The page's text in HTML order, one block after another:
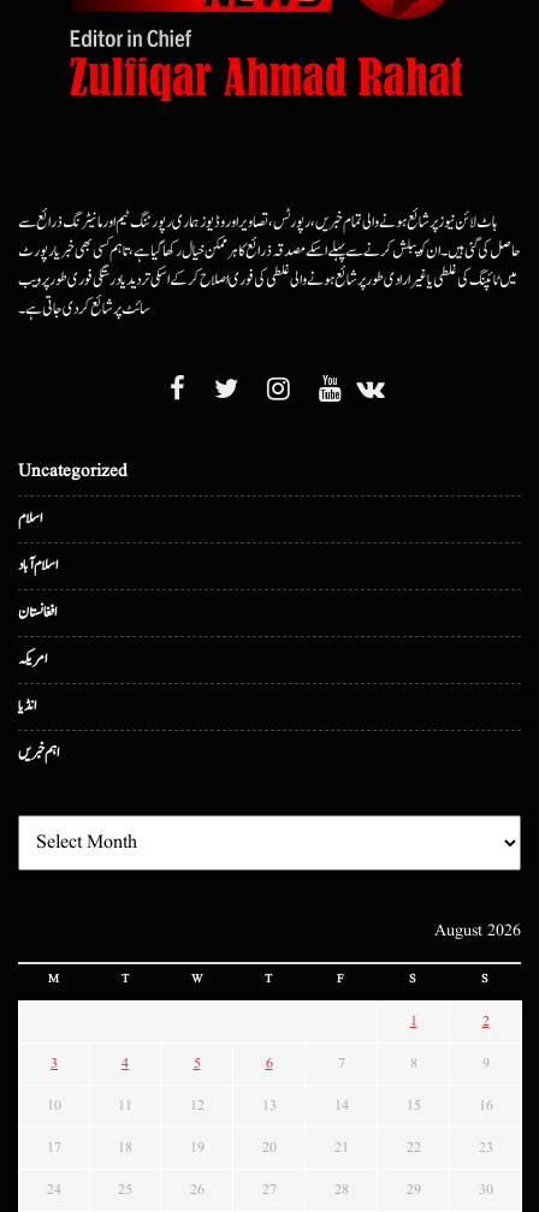
ہاٹ لائن نیوز پر شائع ہونے والی تمام خبریں، رپورٹس، تصاویر اور وڈیوز ہماری رپورٹنگ ٹیم اور مانیٹرنگ ذرائع سے
حاصل کی گئی ہیں۔ ان کو پبلش کرنے سے پہلے اسکے مصدقہ ذرائع کا ہرممکن خیال رکھا گیا ہے، تاہم کسی بھی خبر یا رپورٹ
میں ٹائپنگ کی غلطی یا غیرارادی طور پر شائع ہونے والی غلطی کی فوری اصلاح کرکے اسکی تردید یا درستگی فوری طور پر ویب
سائٹ پر شائع کردی جاتی ہے۔
Uncategorized
اسلام
اسلام آباد
افغانستان
امریکہ
انڈیا
اہم خبریں
August 2026
M T W T F S S
1 2
3 4 5 6 7 8 9
10 11 12 13 14 15 16
17 18 19 20 21 22 23
24 25 26 27 28 29 30